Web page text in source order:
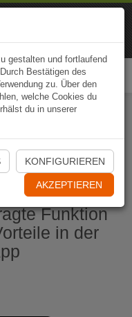
öffnen
Funktion
in der
gestalten und fortlaufend
Bestätigen des
zu. Über den
welche Cookies du
du in unserer
KONFIGURIEREN
AKZEPTIEREN